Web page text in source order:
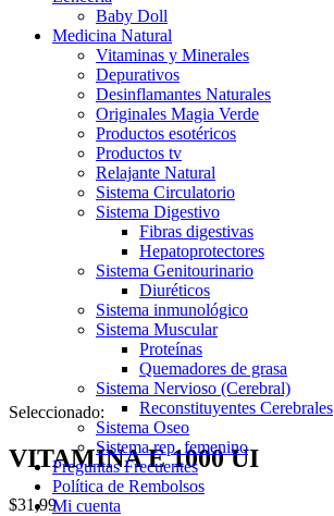
Baby Doll
Medicina Natural
Vitaminas y Minerales
Depurativos
Desinflamantes Naturales
Originales Magia Verde
Productos esotéricos
Productos tv
Relajante Natural
Sistema Circulatorio
Sistema Digestivo
Fibras digestivas
Hepatoprotectores
Sistema Genitourinario
Diuréticos
Sistema inmunológico
Sistema Muscular
Proteínas
Quemadores de grasa
Sistema Nervioso (Cerebral)
Reconstituyentes Cerebrales
Sistema Oseo
Sistema rep. femenino
Preguntas Frecuentes
Política de Rembolsos
Mi cuenta
Seleccionado:
VITAMINA E 1000 UI
$31,99